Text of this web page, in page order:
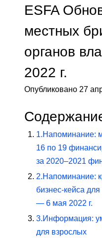
ESFA
местных
органов
2022 г.
Опубликовано 27
1.Напоминание:
16 по 19
за 2020–2021
2.Напоминание:
бизнес-кейса
— 6 мая 2022 г.
3.Информация:
для взрослых